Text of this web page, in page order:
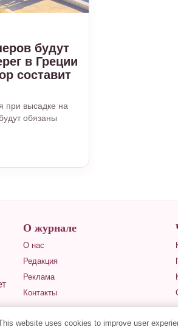
будут
в Греции
составит
при высадке на
обязаны
О журнале
О нас
Редакция
Реклама
Контакты
website uses cookies to improve user